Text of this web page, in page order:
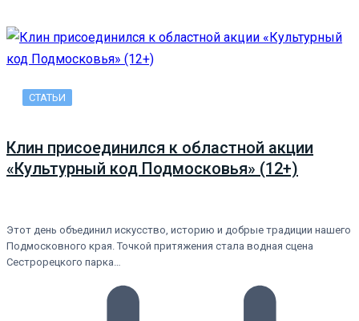
СТАТЬИ
Клин присоединился к областной акции
«Культурный код Подмосковья» (12+)
Этот день объединил искусство, историю и добрые традиции нашего
Подмосковного края. Точкой притяжения стала водная сцена
Сестрорецкого парка…